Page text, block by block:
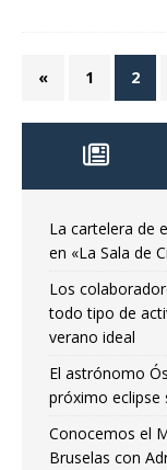
« 1 2
La cartelera de
en «La Sala de
Los
todo tipo de
verano ideal
El astrónomo
próximo eclipse
Conocemos el
Bruselas con